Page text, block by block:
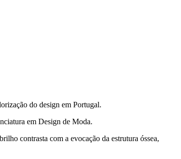
do design em Portugal.
em Design de Moda.
contrasta com a evocação da estrutura óssea,